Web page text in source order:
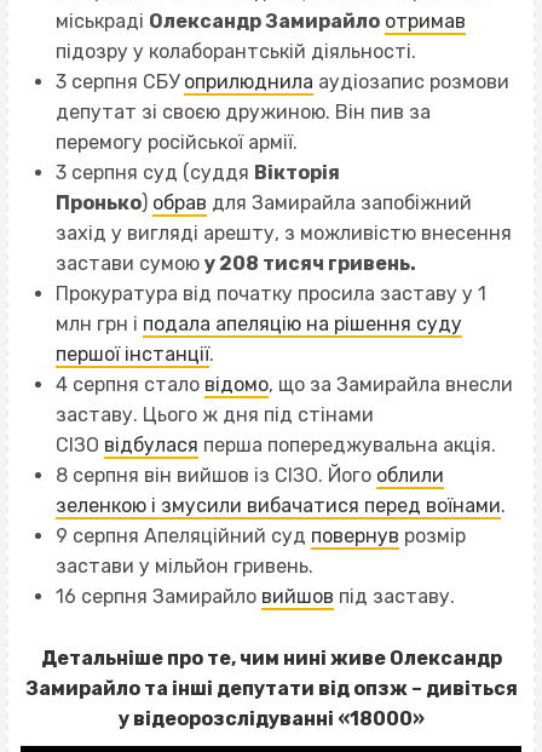
міськраді Олександр Замирайло отримав
підозру у колаборантській діяльності.
3 серпня СБУ оприлюднила аудіозапис розмови
депутат зі своєю дружиною. Він пив за
перемогу російської армії.
3 серпня суд (суддя Вікторія
Пронько) обрав для Замирайла запобіжний
захід у вигляді арешту, з можливістю внесення
застави сумою у 208 тисяч гривень.
Прокуратура від початку просила заставу у 1
млн грн і подала апеляцію на рішення суду
першої інстанції.
4 серпня стало відомо, що за Замирайла внесли
заставу. Цього ж дня під стінами
СІЗО відбулася перша попереджувальна акція.
8 серпня він вийшов із СІЗО. Його облили
зеленкою і змусили вибачатися перед воїнами.
9 серпня Апеляційний суд повернув розмір
застави у мільйон гривень.
16 серпня Замирайло вийшов під заставу.
Детальніше про те, чим нині живе Олександр
Замирайло та інші депутати від опзж – дивіться
у відеорозслідуванні «18000»